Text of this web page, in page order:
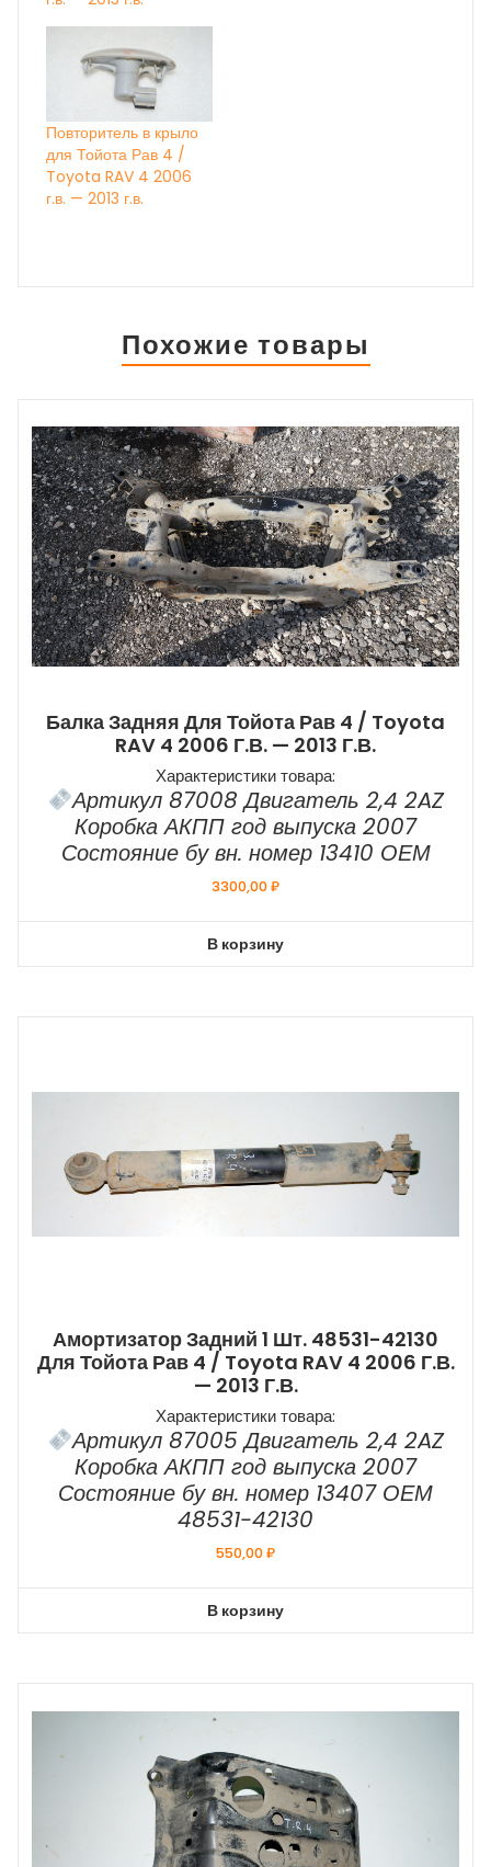
Повторитель в крыло
для Тойота Рав 4 /
Toyota RAV 4 2006
г.в. — 2013 г.в.
Похожие товары
Балка Задняя Для Тойота Рав 4 / Toyota
RAV 4 2006 Г.в. — 2013 Г.в.
Характеристики товара:
Артикул 87008 Двигатель 2,4 2AZ
Коробка АКПП год выпуска 2007
Состояние бу вн. номер 13410 ОЕМ
3300,00₽
В корзину
Амортизатор Задний 1 Шт. 48531-42130
Для Тойота Рав 4 / Toyota RAV 4 2006 Г.в.
— 2013 Г.в.
Характеристики товара:
Артикул 87005 Двигатель 2,4 2AZ
Коробка АКПП год выпуска 2007
Состояние бу вн. номер 13407 ОЕМ
48531-42130
550,00₽
В корзину